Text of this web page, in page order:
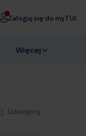
Zaloguj się do myTUI
Więcej
Udostępnij